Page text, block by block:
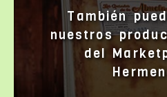
También
nuestros
del